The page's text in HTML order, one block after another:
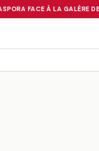
FACE À LA GALÈRE
: LA DIASPORA